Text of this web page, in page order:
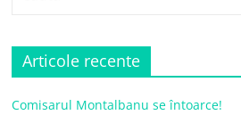
Articole recente
Comisarul Montalbanu se întoarce!